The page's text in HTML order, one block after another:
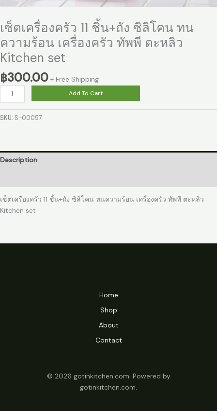
เซ็ตเครื่องครัว 11 ชิ้น+ถัง ซิลิโคน ทน
ความร้อน เครื่องครัว ทัพพี ตะหลิว
Kitchen set
฿300.00 + Free Shipping
Add To Cart
SKU: S-00057
Description
เซ็ตเครื่องครัว 11 ชิ้น+ถัง ซิลิโคน ทนความร้อน เครื่องครัว ทัพพี ตะหลิว
Kitchen set
Home
Shop
About
Contact
© 2026 gotinkitchen.com. Powered by
gotinkitchen.com.